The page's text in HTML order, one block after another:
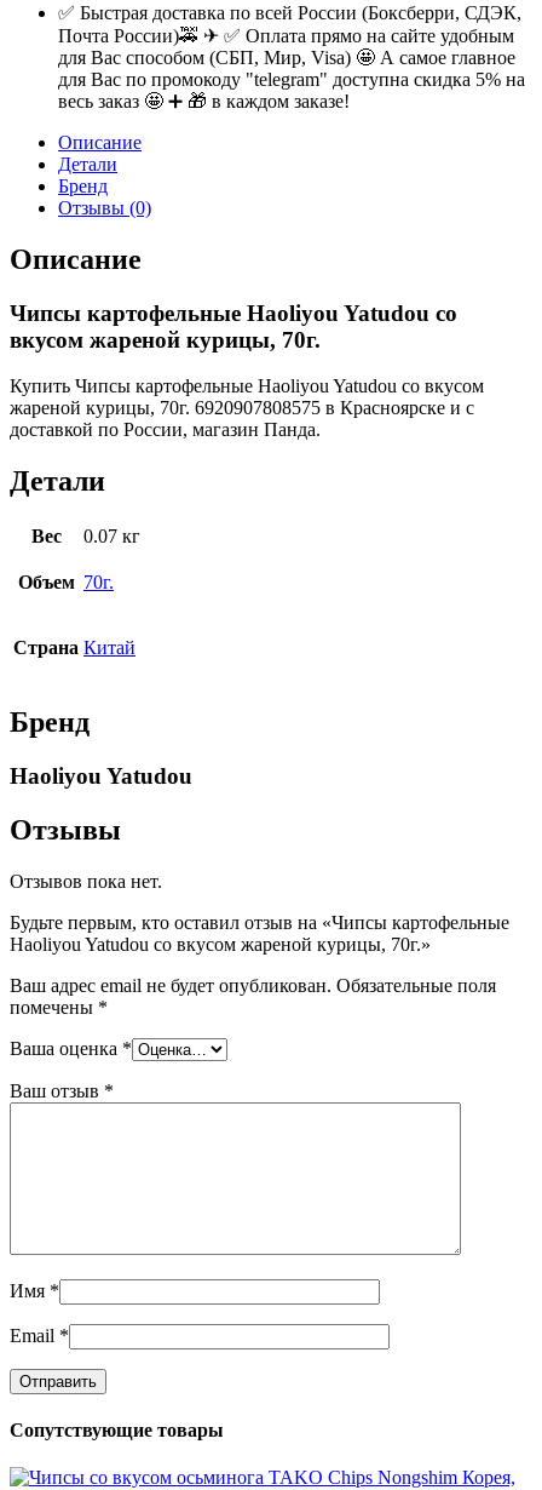
✅ Быстрая доставка по всей России (Боксберри, СДЭК,
Почта России)🚕 ✈ ✅ Оплата прямо на сайте удобным
для Вас способом (СБП, Мир, Visa) 🤩 А самое главное
для Вас по промокоду "telegram" доступна скидка 5% на
весь заказ 🤩 ➕ 🎁 в каждом заказе!
Описание
Детали
Бренд
Отзывы (0)
Описание
Чипсы картофельные Haoliyou Yatudou со
вкусом жареной курицы, 70г.
Купить Чипсы картофельные Haoliyou Yatudou со вкусом
жареной курицы, 70г. 6920907808575 в Красноярске и с
доставкой по России, магазин Панда.
Детали
Вес 0.07 кг
Объем 70г.
Страна Китай
Бренд
Haoliyou Yatudou
Отзывы
Отзывов пока нет.
Будьте первым, кто оставил отзыв на «Чипсы картофельные
Haoliyou Yatudou со вкусом жареной курицы, 70г.»
Ваш адрес email не будет опубликован. Обязательные поля
помечены *
Ваша оценка *
Ваш отзыв *
Имя *
Email *
Сопутствующие товары